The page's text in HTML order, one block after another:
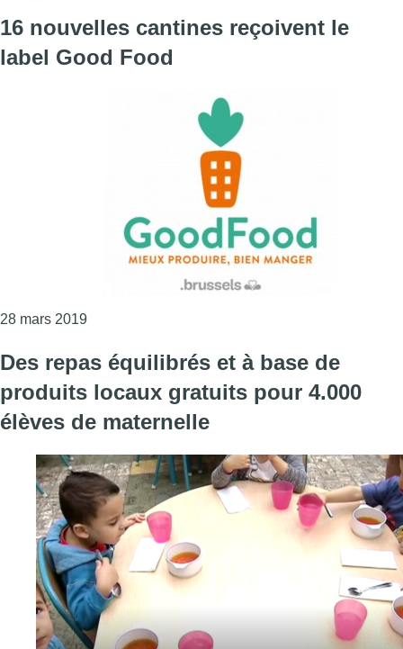
16 nouvelles cantines reçoivent le
label Good Food
28 mars 2019Consulter l'article "16 nouvelles cantines
Des repas équilibrés et à base de
produits locaux gratuits pour 4.000
élèves de maternelle